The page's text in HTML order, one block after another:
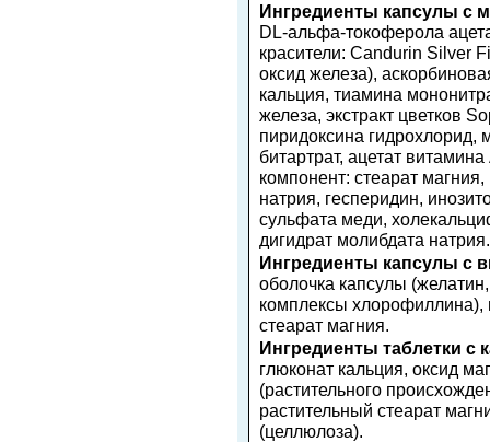
Ингредиенты капсулы с
DL-альфа-токоферола
красители: Candurin Silver
оксид железа),
кальция, тиамина
железа, экстракт цветков
пиридоксина гидрохлорид,
битартрат, ацетат
компонент: стеарат
натрия, гесперидин,
сульфата меди,
дигидрат молибдата натрия.
Ингредиенты капсулы с
оболочка капсулы
комплексы
стеарат магния.
Ингредиенты таблетки с
глюконат кальция, оксид
(растительного
растительный стеарат
(целлюлоза).